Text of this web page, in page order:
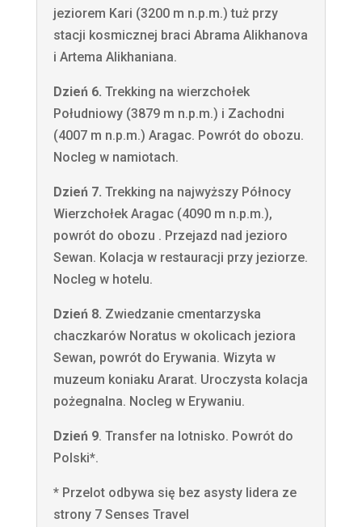
jeziorem Kari (3200 m n.p.m.) tuż przy
stacji kosmicznej braci Abrama Alikhanova
i Artema Alikhaniana.
Dzień 6. Trekking na wierzchołek
Południowy (3879 m n.p.m.) i Zachodni
(4007 m n.p.m.) Aragac. Powrót do obozu.
Nocleg w namiotach.
Dzień 7. Trekking na najwyższy Północy
Wierzchołek Aragac (4090 m n.p.m.),
powrót do obozu . Przejazd nad jezioro
Sewan. Kolacja w restauracji przy jeziorze.
Nocleg w hotelu.
Dzień 8. Zwiedzanie cmentarzyska
chaczkarów Noratus w okolicach jeziora
Sewan, powrót do Erywania. Wizyta w
muzeum koniaku Ararat. Uroczysta kolacja
pożegnalna. Nocleg w Erywaniu.
Dzień 9. Transferna lotnisko. Powrót do
Polski*.
* Przelot odbywa się bez asysty lidera ze
strony 7 Senses Travel